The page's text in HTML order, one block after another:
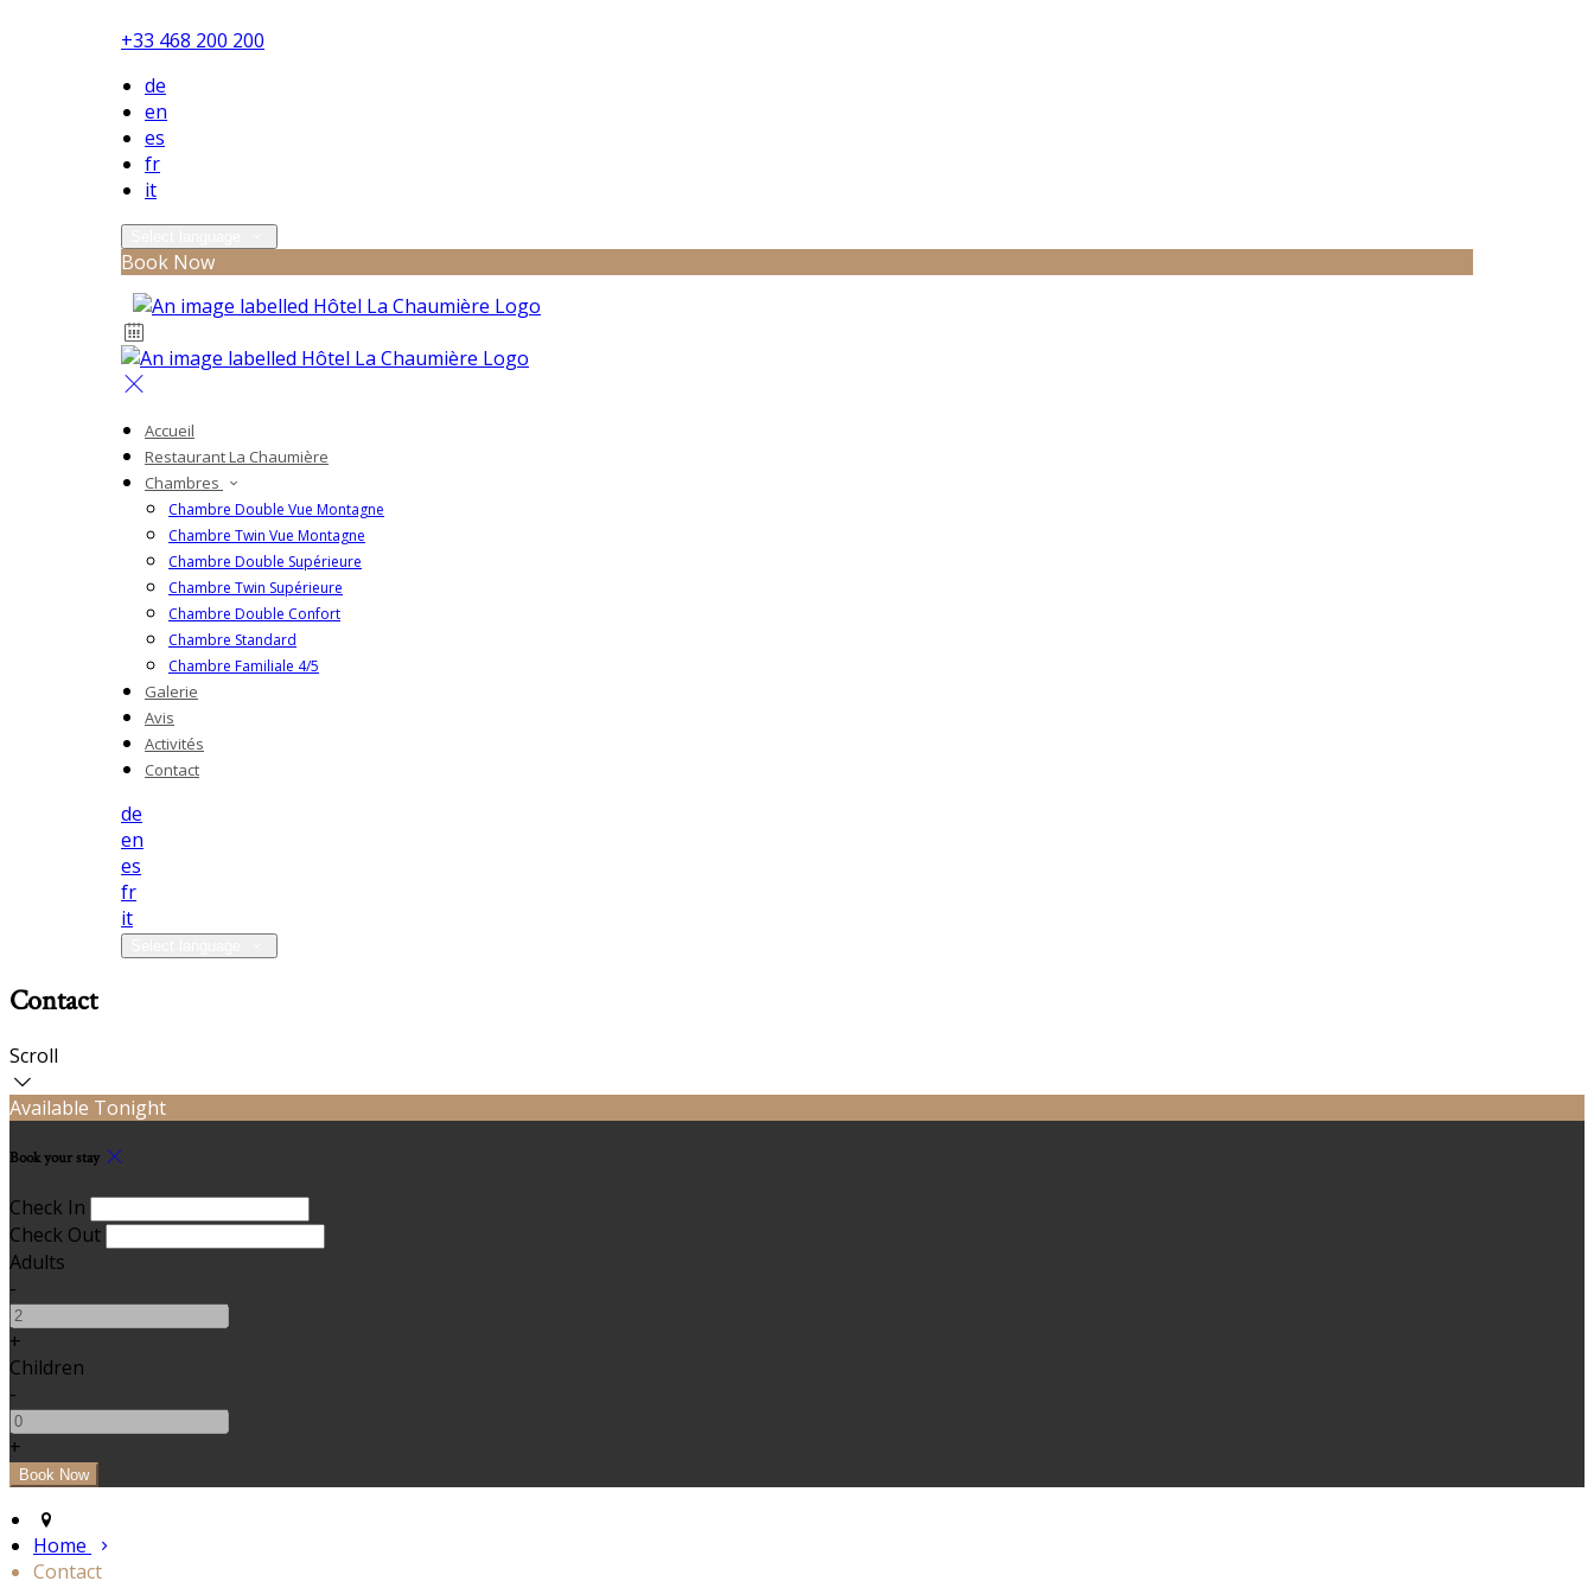
+33 468 200 200
de
en
es
fr
it
Book Now
Accueil
Restaurant La Chaumière
Chambres
Chambre Double Vue Montagne
Chambre Twin Vue Montagne
Chambre Double Supérieure
Chambre Twin Supérieure
Chambre Double Confort
Chambre Standard
Chambre Familiale 4/5
Galerie
Avis
Activités
Contact
de
en
es
fr
it
Contact
Scroll
Available Tonight
Book your stay
Check In
Check Out
Adults
-
+
Children
-
+
Home
Contact